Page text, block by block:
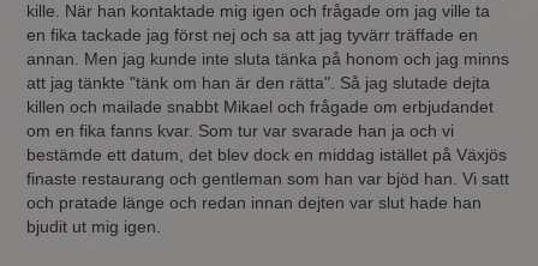
kille. När han kontaktade mig igen och frågade om jag ville ta
en fika tackade jag först nej och sa att jag tyvärr träffade en
annan. Men jag kunde inte sluta tänka på honom och jag minns
att jag tänkte "tänk om han är den rätta". Så jag slutade dejta
killen och mailade snabbt Mikael och frågade om erbjudandet
om en fika fanns kvar. Som tur var svarade han ja och vi
bestämde ett datum, det blev dock en middag istället på Växjös
finaste restaurang och gentleman som han var bjöd han. Vi satt
och pratade länge och redan innan dejten var slut hade han
bjudit ut mig igen.